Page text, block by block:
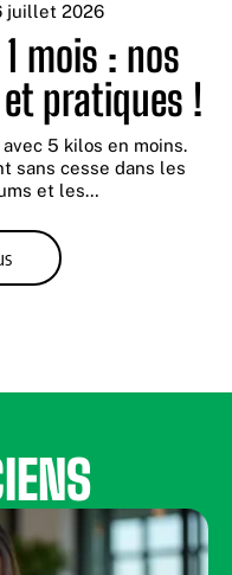
juillet 2026
mois : nos
pratiques !
5 kilos en moins.
sans cesse dans les
et les…